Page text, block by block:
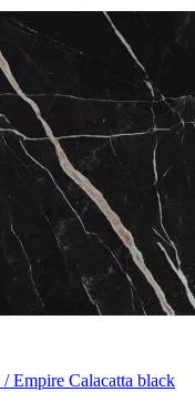
Empire Calacatta black